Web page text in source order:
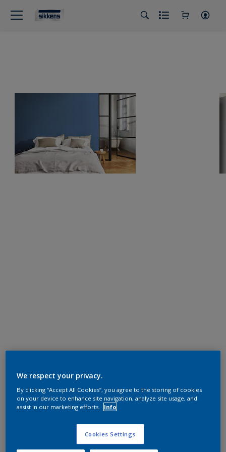
We respect your privacy.
By clicking “Accept All Cookies”, you agree to the storing of cookies
on your device to enhance site navigation, analyze site usage, and
assist in our marketing efforts.
Info
Cookies Settings